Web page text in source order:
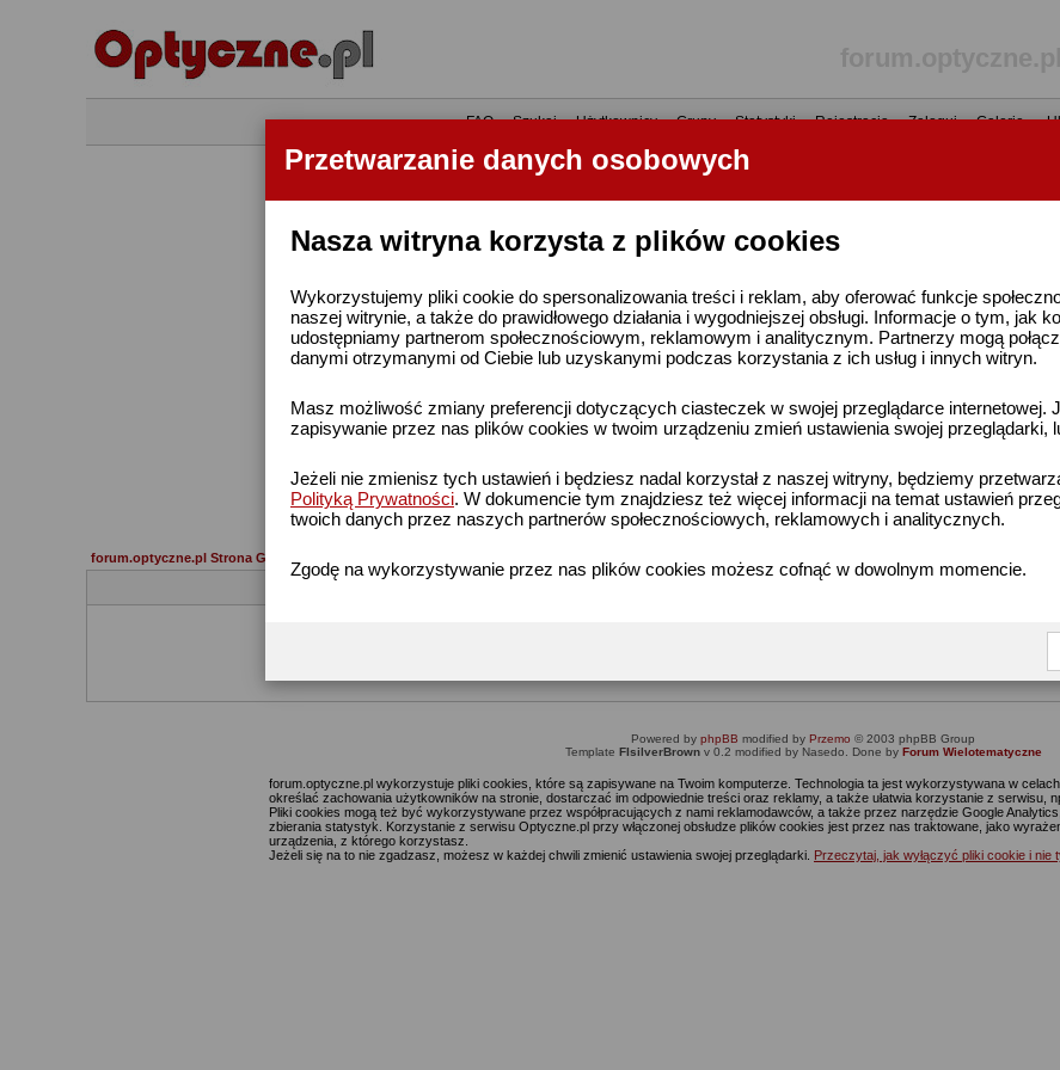
Przetwarzanie danych osobowych
Nasza witryna korzysta z plików cookies
Wykorzystujemy pliki cookie do spersonalizowania treści i reklam, aby oferować funkcje
naszej witrynie, a także do prawidłowego działania i wygodniejszej obsługi. Informacje o tym, jak
udostępniamy partnerom społecznościowym, reklamowym i analitycznym. Partnerzy mogą
danymi otrzymanymi od Ciebie lub uzyskanymi podczas korzystania z ich usług i innych witryn.
Masz możliwość zmiany preferencji dotyczących ciasteczek w swojej przeglądarce internetowej.
zapisywanie przez nas plików cookies w twoim urządzeniu zmień ustawienia swojej przeglądarki,
Jeżeli nie zmienisz tych ustawień i będziesz nadal korzystał z naszej witryny, będziemy
Polityką Prywatności. W dokumencie tym znajdziesz też więcej informacji na temat ustawień
twoich danych przez naszych partnerów społecznościowych, reklamowych i analitycznych.
Zgodę na wykorzystywanie przez nas plików cookies możesz cofnąć w dowolnym momencie.
•FAQ•Szukaj•Użytkownicy•Grupy•Statystyki•Rejestracja•Zaloguj•Galerie•
forum.optyczne.pl Strona Główna
żeby przejść do formularza
Powered by phpBB modified by Przemo © 2003 phpBB Group
Template FIsilverBrownv 0.2 modified by Nasedo. Done by Forum Wielotematyczne
forum.optyczne.pl wykorzystuje pliki cookies, które są zapisywane na Twoim komputerze. Technologia ta jest wykorzystywana w
określać zachowania użytkowników na stronie, dostarczać im odpowiednie treści oraz reklamy, a także ułatwia korzystanie z serwisu,
Pliki cookies mogą też być wykorzystywane przez współpracujących z nami reklamodawców, a także przez narzędzie Google
zbierania statystyk. Korzystanie z serwisu Optyczne.pl przy włączonej obsłudze plików cookies jest przez nas traktowane, jako
urządzenia, z którego korzystasz.
Jeżeli się na to nie zgadzasz, możesz w każdej chwili zmienić ustawienia swojej przeglądarki. Przeczytaj, jak wyłączyć pliki cookie i nie